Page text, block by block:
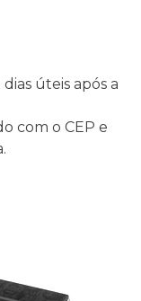
úteis após a
com o CEP e